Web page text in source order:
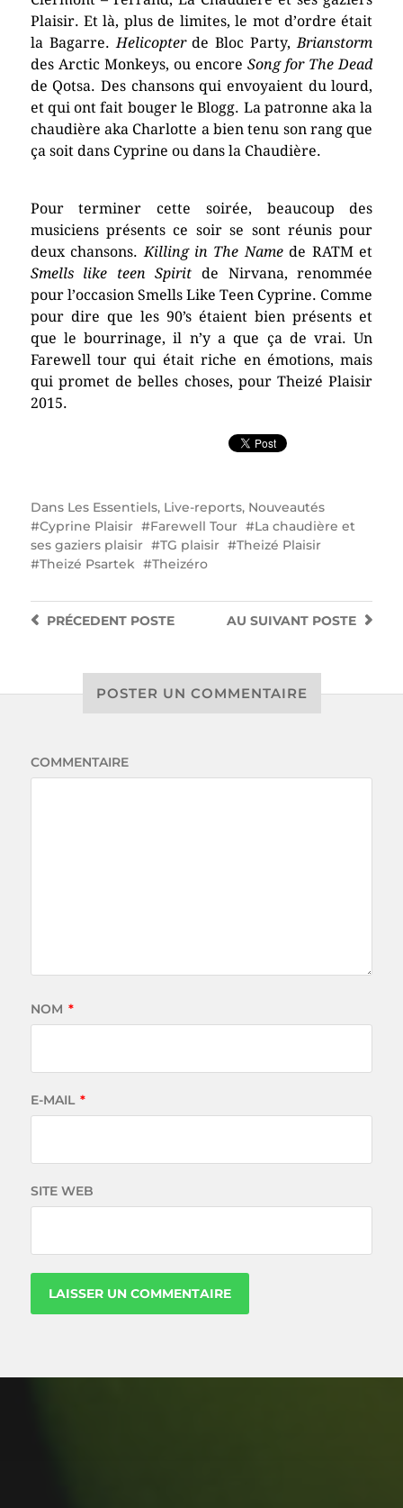
Plaisir. Et là, plus de limites, le mot d’ordre était
la Bagarre.Helicopterde Bloc Party,Brianstorm
des Arctic Monkeys, ou encoreSong for The Dead
de Qotsa. Des chansons qui envoyaient du lourd,
et qui ont fait bouger le Blogg. La patronne aka la
chaudière aka Charlotte a bien tenu son rang que
ça soit dans Cyprine ou dans la Chaudière.
Pour terminer cette soirée, beaucoup des
musiciens présents ce soir se sont réunis pour
deux chansons.Killing in The Namede RATM et
Smells like teen Spirit de Nirvana, renommée
pour l’occasion Smells Like Teen Cyprine. Comme
pour dire que les 90’s étaient bien présents et
que le bourrinage, il n’y a que ça de vrai. Un
Farewell tour qui était riche en émotions, mais
qui promet de belles choses, pour Theizé Plaisir
2015.
Dans Les Essentiels, Live-reports, Nouveautés
Cyprine Plaisir
Farewell Tour
La chaudière et
ses gaziers plaisir
TG plaisir
Theizé Plaisir
Theizé Psartek
Theizéro
AU SUIVANT POSTE
PRÉCEDENTPOSTE
POSTER UN COMMENTAIRE
COMMENTAIRE
NOM *
E-MAIL *
SITE WEB